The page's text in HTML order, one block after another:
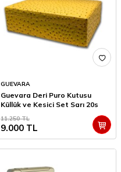
GUEVARA
Guevara Deri Puro Kutusu
Küllük ve Kesici Set Sarı 20s
11.250TL
9.000 TL